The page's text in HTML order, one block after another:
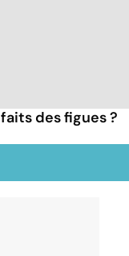
des figues ?